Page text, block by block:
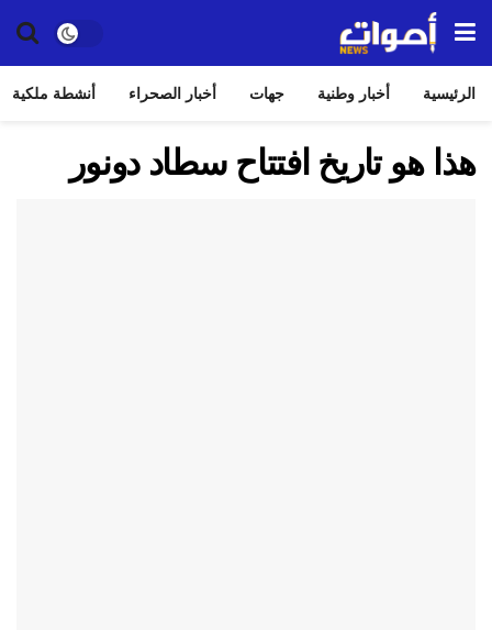
الرئيسية أخبار وطنية جهات أخبار الصحراء أنشطة ملكية
هذا هو تاريخ افتتاح سطاد دونور